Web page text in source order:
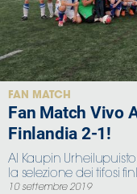
FAN MATCH
Fan Match Vivo
Finlandia 2-1!
Al Kaupin
la selezione dei tifosi
10 settembre 2019